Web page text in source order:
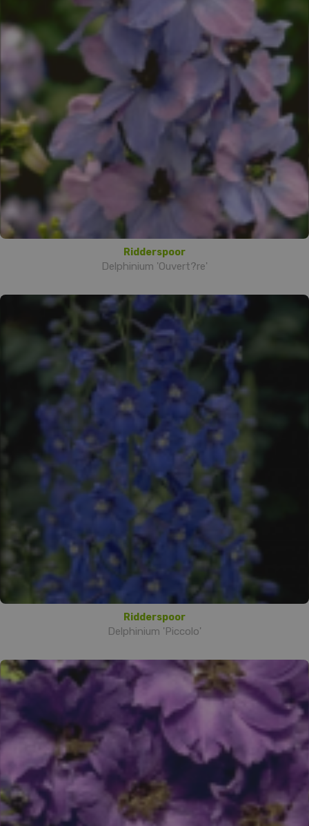
Ridderspoor
Delphinium 'Ouvert?re'
Ridderspoor
Delphinium 'Piccolo'